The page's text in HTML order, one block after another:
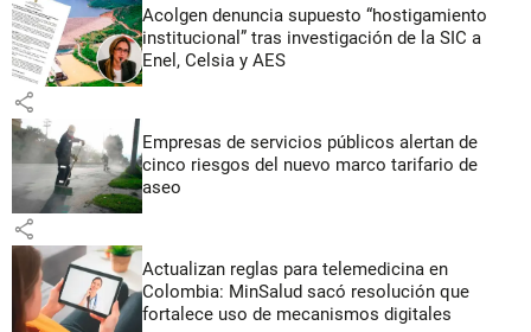
Acolgen denuncia supuesto “hostigamiento
institucional” tras investigación de la SIC a
Enel, Celsia y AES
share
Empresas de servicios públicos alertan de
cinco riesgos del nuevo marco tarifario de
aseo
share
Actualizan reglas para telemedicina en
Colombia: MinSalud sacó resolución que
fortalece uso de mecanismos digitales